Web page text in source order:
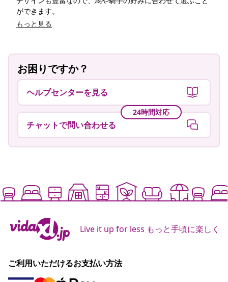
ができます。
もっと見る
お困りですか？
ヘルプセンターを見る
24時間対応
チャットで問い合わせる
Live it up for less もっと手頃に楽しく
ご利用いただけるお支払い方法